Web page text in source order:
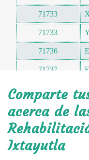
71733
71733
71736
71737
Comparte
acerca de
Ixtayutla